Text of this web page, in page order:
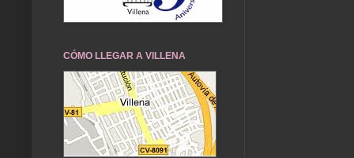
CÓMO LLEGAR A VILLENA